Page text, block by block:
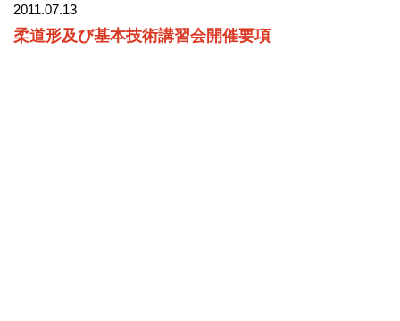
2011.07.13
柔道形及び基本技術講習会開催要項